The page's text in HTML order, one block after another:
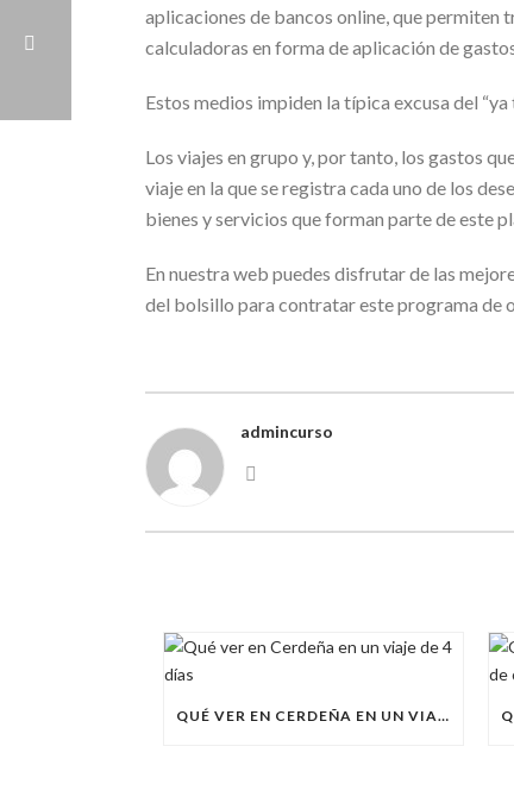
aplicaciones de bancos online, que permiten
calculadoras en forma de aplicación de
Estos medios impiden la típica excusa del
Los viajes en grupo y, por tanto, los gastos
viaje en la que se registra cada uno de los
bienes y servicios que forman parte de este
En nuestra web puedes disfrutar de las
del bolsillo para contratar este programa de
admincurso
QUÉ VER EN CERDEÑA EN UN VIAJE DE 4 DÍAS